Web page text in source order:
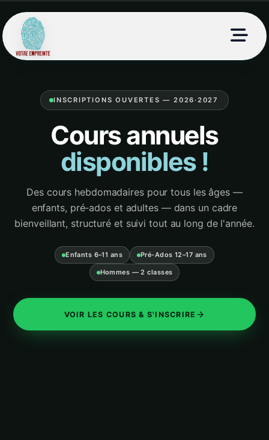
INSCRIPTIONS OUVERTES — 2026·2027
Cours annuels
disponibles !
Des cours hebdomadaires pour tous les âges —
enfants, pré-ados et adultes — dans un cadre
bienveillant, structuré et suivi tout au long de l'année.
Enfants 6–11 ans Pré-Ados 12–17 ans
Hommes — 2 classes
VOIR LES COURS & S'INSCRIRE